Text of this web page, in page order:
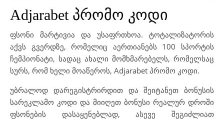
Adjarabet პრომო კოდი
ფსონი მარტივია და უსაფრთხოა. ტოტალიზატორის
აქვს გვერდზე, რომელიც აერთიანებს 100 სპორტის
ჩემპიონატი, სადაც ახალი მომხმარებელს, რომელსაც
სურს, რომ ხელი მოაწეროს, Adjarabet პრომო კოდი.
უბრალოდ დარეგისტრირდით და შეიტანეთ ბონუსის
სარეკლამო კოდი და მიიღეთ ბონუსი რეალურ დროში
ფსონების დასაყენებლად, ასევე შეგიძლიათ